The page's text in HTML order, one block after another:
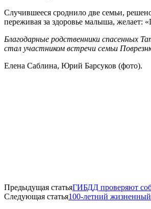
Случившееся сроднило две семьи,
переживая за здоровье малыша,
Благодарные родственники спасенных
стал участником встречи семьи
Елена Саблина, Юрий Барсуков (фото).
Предыдущая статьяГИБДД проверяют
Следующая статья100-летний